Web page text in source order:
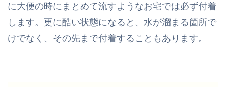
に大便の時にまとめて流すようなお宅では必ず付着
します。更に酷い状態になると、水が溜まる箇所で
けでなく、その先まで付着することもあります。